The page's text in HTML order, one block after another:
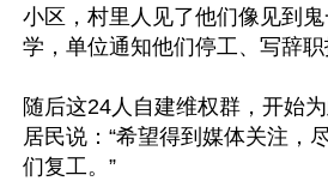
小区，村里人见了他们像见到
学，单位通知他们停工、写辞职
随后这24人自建维权群，开始
居民说：“希望得到媒体关注，
们复工。”